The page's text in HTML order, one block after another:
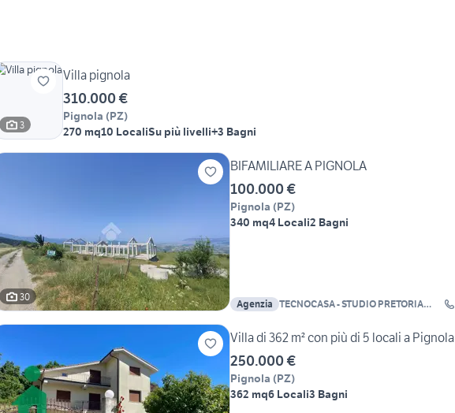
3
Villa pignola
310.000 €
Pignola (PZ)
270 mq10 LocaliSu più livelli+3 Bagni
30
BIFAMILIARE A PIGNOLA
100.000 €
Pignola (PZ)
340 mq4 Locali2 Bagni
Agenzia TECNOCASA - STUDIO PRETORIA
Villa di 362 m² con più di 5 locali a Pignola
250.000 €
Pignola (PZ)
362 mq6 Locali3 Bagni